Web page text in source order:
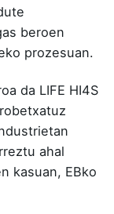
beroen
prozesuan.
da LIFE HI4S
ahal
kasuan, EBko